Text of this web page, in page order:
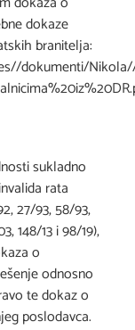
dokaze
branitelja:
dokumenti/
sukladno
rata
27/93, 58/93,
148/13 i 98/19),
o
odnosno
te dokaz o
poslodavca.